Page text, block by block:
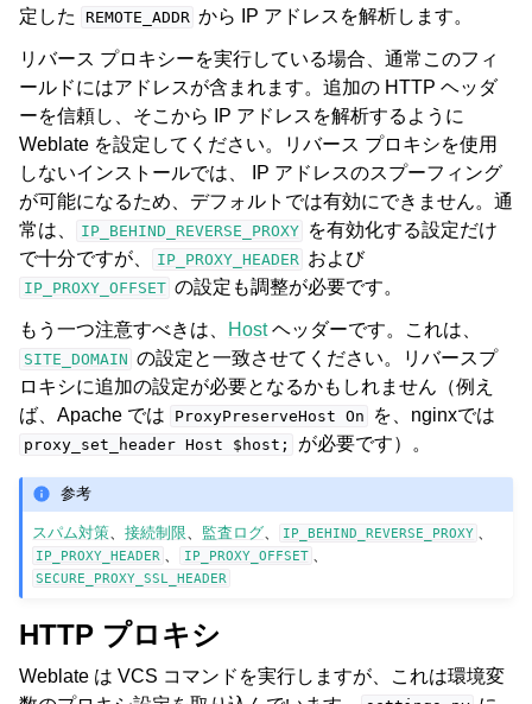
定した
REMOTE_ADDR から IP アドレスを解析します。
リバース プロキシーを実行している場合、通常このフィ
ールドにはアドレスが含まれます。追加の HTTP ヘッダ
ーを信頼し、そこから IP アドレスを解析するように
Weblate を設定してください。リバース プロキシを使用
しないインストールでは、 IP アドレスのスプーフィング
が可能になるため、デフォルトでは有効にできません。通
常は、
IP_BEHIND_REVERSE_PROXY
を有効化する設定だけ
で十分ですが、
IP_PROXY_HEADER および
IP_PROXY_OFFSET の設定も調整が必要です。
もう一つ注意すべきは、 Hostヘッダーです。これは、
SITE_DOMAIN の設定と一致させてください。リバースプ
ロキシに追加の設定が必要となるかもしれません（例え
ば、Apache では
ProxyPreserveHost On を、nginxでは
proxy_set_header Host $host; が必要です）。
参考
スパム対策 、接続制限 監査ログ IP_BEHIND_REVERSE_PROXY
IP_PROXY_HEADER IP_PROXY_OFFSET
SECURE_PROXY_SSL_HEADER
HTTP プロキシ
Weblate は VCS コマンドを実行しますが、これは環境変